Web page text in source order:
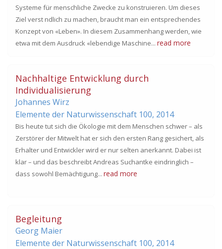
Systeme für menschliche Zwecke zu konstruieren. Um dieses
Ziel verst ndlich zu machen, braucht man ein entsprechendes
Konzept von «Leben». In diesem Zusammenhang werden, wie
etwa mit dem Ausdruck «lebendige Maschine... read more
Nachhaltige Entwicklung durch
Individualisierung
Johannes Wirz
Elemente der Naturwissenschaft 100, 2014
Bis heute tut sich die Ökologie mit dem Menschen schwer – als
Zerstörer der Mitwelt hat er sich den ersten Rang gesichert, als
Erhalter und Entwickler wird er nur selten anerkannt. Dabei ist
klar – und das beschreibt Andreas Suchantke eindringlich –
dass sowohl Bemächtigung... read more
Begleitung
Georg Maier
Elemente der Naturwissenschaft 100, 2014